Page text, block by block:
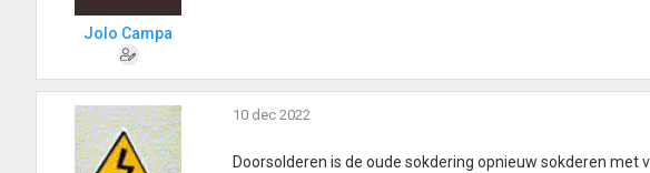
Jolo Campa
10 dec 2022
Doorsolderen is de oude sokdering opnieuw sokderen met